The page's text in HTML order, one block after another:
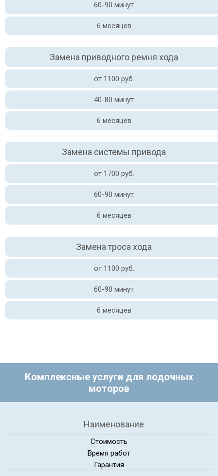
60-90 минут
6 месяцев
Замена приводного ремня хода
от 1100 руб.
40-80 минут
6 месяцев
Замена системы привода
от 1700 руб.
60-90 минут
6 месяцев
Замена троса хода
от 1100 руб.
60-90 минут
6 месяцев
Комплексные услуги для лодочных
моторов
Наименование
Стоимость
Время работ
Гарантия